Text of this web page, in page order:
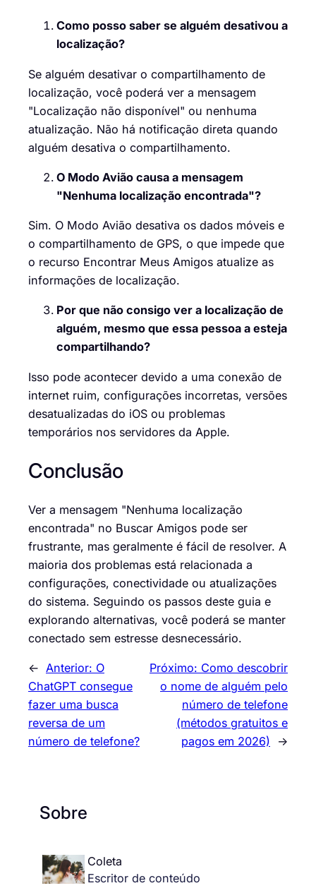
Como posso saber se alguém desativou a
localização?
Se alguém desativar o compartilhamento de
localização, você poderá ver a mensagem
"Localização não disponível" ou nenhuma
atualização. Não há notificação direta quando
alguém desativa o compartilhamento.
O Modo Avião causa a mensagem
"Nenhuma localização encontrada"?
Sim. O Modo Avião desativa os dados móveis e
o compartilhamento de GPS, o que impede que
o recurso Encontrar Meus Amigos atualize as
informações de localização.
Por que não consigo ver a localização de
alguém, mesmo que essa pessoa a esteja
compartilhando?
Isso pode acontecer devido a uma conexão de
internet ruim, configurações incorretas, versões
desatualizadas do iOS ou problemas
temporários nos servidores da Apple.
Conclusão
Ver a mensagem "Nenhuma localização
encontrada" no Buscar Amigos pode ser
frustrante, mas geralmente é fácil de resolver. A
maioria dos problemas está relacionada a
configurações, conectividade ou atualizações
do sistema. Seguindo os passos deste guia e
explorando alternativas, você poderá se manter
conectado sem estresse desnecessário.
← Anterior: O
ChatGPT consegue
fazer uma busca
reversa de um
número de telefone?
Próximo: Como descobrir
o nome de alguém pelo
número de telefone
(métodos gratuitos e
pagos em 2026)
→
Sobre
Coleta
Escritor de conteúdo